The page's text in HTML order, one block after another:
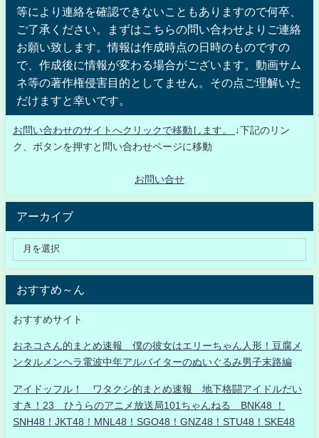
等により連絡を確認できないこともありますので何卒、
ご了承ください。まずはこちらの問い合わせよりご連絡
お願い致します。情報は作成時点の日時のものですの
で、作成後に情報が変わる場合がございます。動画サム
ネ等の著作権侵害目的としてません。その点ご理解いた
だけますと幸いです。
お問い合わせのサイトへクリックで移動します。
↓下記のリン
ク、ボタンを押すと問い合わせページに移動
お問い合せ
アーカイブ
おすすめ～ん
おすすめサイト
おネコさん的まとめ速報 僕の彼女はエリーちゃん人形！豆腐メ
ンタルメンヘラ電波中年アルバイターのぬいぐるみ男子末路編
アイドッフル！ ワタクシ的まとめ速報 地下格闘アイドルだい
すき！23 ひうらのアニメ放送局101ちゃんねる BNK48 ！
SNH48！JKT48！MNL48！SGO48！GNZ48！STU48！SKE48